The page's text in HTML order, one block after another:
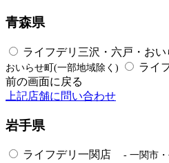
青森県
ライフデリ三沢・六戸・おい
おいらせ町(一部地域除く)
ライ
前の画面に戻る
上記店舗に問い合わせ
岩手県
ライフデリ一関店 - 一関市・